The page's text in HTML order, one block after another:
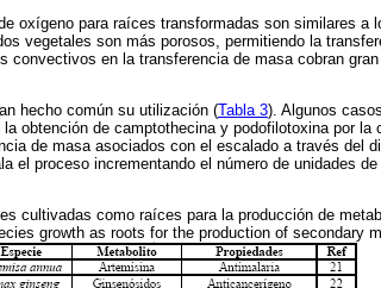
oxígeno para raíces transformadas son similares a
vegetales son más porosos, permitiendo la
convectivos en la transferencia de masa cobran
hecho común su utilización (Tabla 3). Algunos
obtención de camptothecina y podofilotoxina por la
de masa asociados con el escalado a través del
el proceso incrementando el número de unidades
cultivadas como raíces para la producción de
growth as roots for the production of secondary